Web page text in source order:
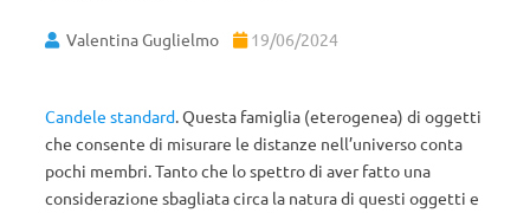
Valentina Guglielmo 19/06/2024
Candele standard. Questa famiglia (eterogenea) di oggetti
che consente di misurare le distanze nell’universo conta
pochi membri. Tanto che lo spettro di aver fatto una
considerazione sbagliata circa la natura di questi oggetti e